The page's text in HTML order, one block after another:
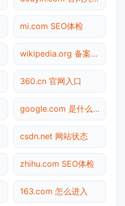
mi.com SEO体检
wikipedia.org 备案查询
360.cn 官网入口
google.com 是什么网站
csdn.net 网站状态
zhihu.com SEO体检
163.com 怎么进入